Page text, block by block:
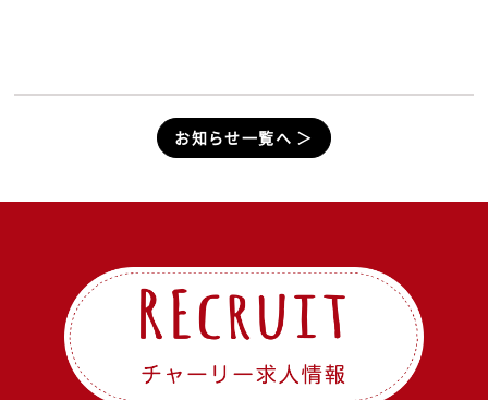
お知らせ一覧へ ＞